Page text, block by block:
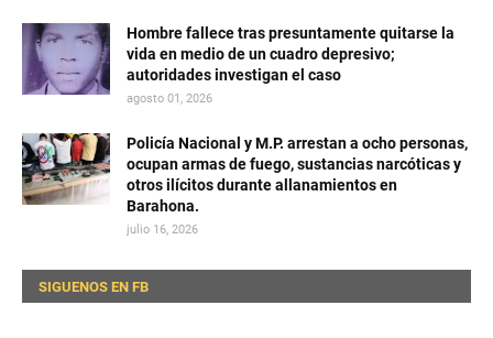
Hombre fallece tras presuntamente quitarse la
vida en medio de un cuadro depresivo;
autoridades investigan el caso
agosto 01, 2026
Policía Nacional y M.P. arrestan a ocho personas,
ocupan armas de fuego, sustancias narcóticas y
otros ilícitos durante allanamientos en
Barahona.
julio 16, 2026
SIGUENOS EN FB